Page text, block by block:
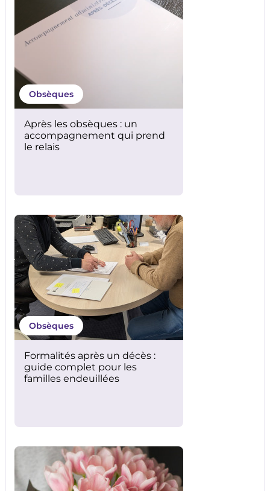
Obsèques
Après les obsèques : un
accompagnement qui prend
le relais
Obsèques
Formalités après un décès :
guide complet pour les
familles endeuillées